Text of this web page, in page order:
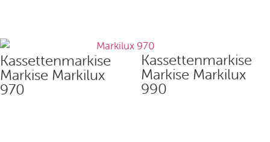
Kassettenmarkise
Markise Markilux
970
Kassettenmarkise
Markise Markilux
990